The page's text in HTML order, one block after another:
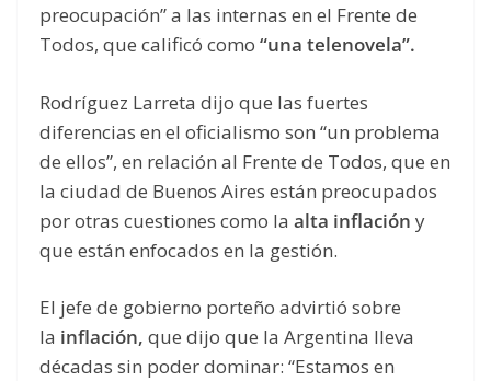
preocupación” a las internas en el Frente de
Todos, que calificó como “una telenovela”.
Rodríguez Larreta dijo que las fuertes
diferencias en el oficialismo son “un problema
de ellos”, en relación al Frente de Todos, que en
la ciudad de Buenos Aires están preocupados
por otras cuestiones como la alta inflación y
que están enfocados en la gestión.
El jefe de gobierno porteño advirtió sobre
la inflación, que dijo que la Argentina lleva
décadas sin poder dominar: “Estamos en